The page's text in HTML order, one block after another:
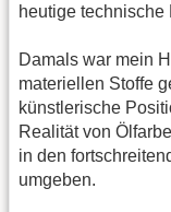
heutige technische
Damals war mein
materiellen Stoffe
künstlerische
Realität von
in den
umgeben.